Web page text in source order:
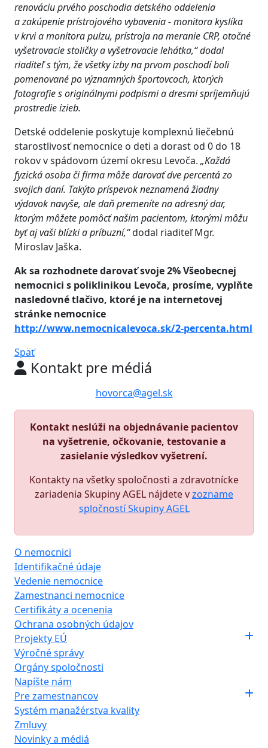
renováciu prvého poschodia detského oddelenia
a zakúpenie prístrojového vybavenia - monitora kyslíka
v krvi a monitora pulzu, prístroja na meranie CRP, otočné
vyšetrovacie stoličky a vyšetrovacie lehátka,“ dodal
riaditeľ s tým, že všetky izby na prvom poschodí boli
pomenované po významných športovcoch, ktorých
fotografie s originálnymi podpismi a dresmi spríjemňujú
prostredie izieb.
Detské oddelenie poskytuje komplexnú liečebnú
starostlivosť nemocnice o deti a dorast od 0 do 18
rokov v spádovom území okresu Levoča. „Každá
fyzická osoba či firma môže darovať dve percentá zo
svojich daní. Takýto príspevok neznamená žiadny
výdavok navyše, ale daň premeníte na adresný dar,
ktorým môžete pomôcť našim pacientom, ktorými môžu
byť aj vaši blízki a príbuzní,“dodal riaditeľ Mgr.
Miroslav Jaška.
Ak sa rozhodnete darovať svoje 2% Všeobecnej
nemocnici s poliklinikou Levoča, prosíme, vyplňte
nasledovné tlačivo, ktoré je na internetovej
stránke nemocnice
http://www.nemocnicalevoca.sk/2-percenta.html
Späť
Kontakt pre médiá
hovorca@agel.sk
Kontakt neslúži na objednávanie pacientov
na vyšetrenie, očkovanie, testovanie a
zasielanie výsledkov vyšetrení.
Kontakty na všetky spoločnosti a zdravotnícke
zariadenia Skupiny AGEL nájdete vzozname
spločností Skupiny AGEL
O nemocnici
Identifikačné údaje
Vedenie nemocnice
Zamestnanci nemocnice
Certifikáty a ocenenia
Ochrana osobných údajov
Projekty EÚ
Výročné správy
Orgány spoločnosti
Napíšte nám
Pre zamestnancov
Systém manažérstva kvality
Zmluvy
Novinky a médiá